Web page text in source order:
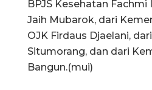
BPJS Kesehatan
Jaih Mubarok, dari
OJK Firdaus Djaelani,
Situmorang, dan dari
Bangun.(mui)